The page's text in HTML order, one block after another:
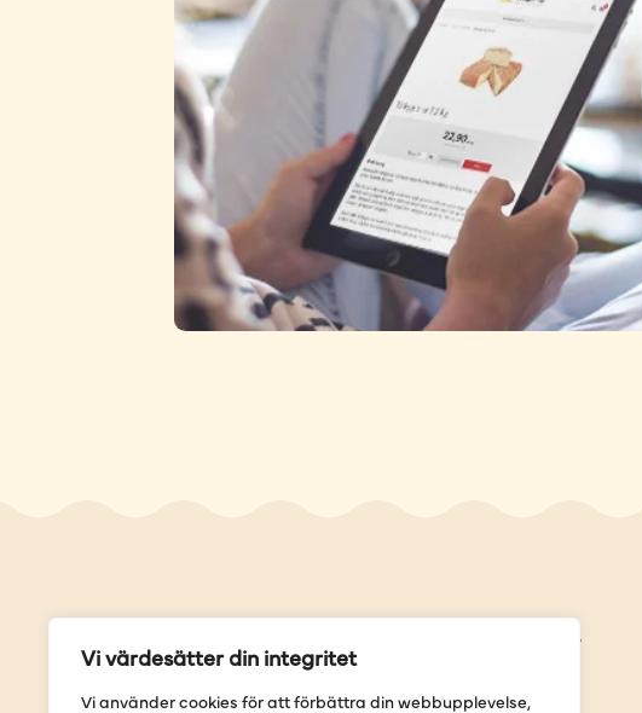
Vi värdesätter din integritet
Vi använder cookies för att förbättra din webbupplevelse,
Genvägar
Våra butiker